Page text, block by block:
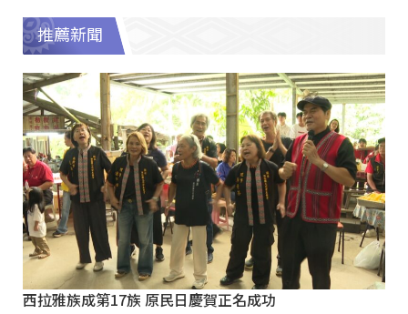
推薦新聞
西拉雅族成第17族 原民日慶賀正名成功